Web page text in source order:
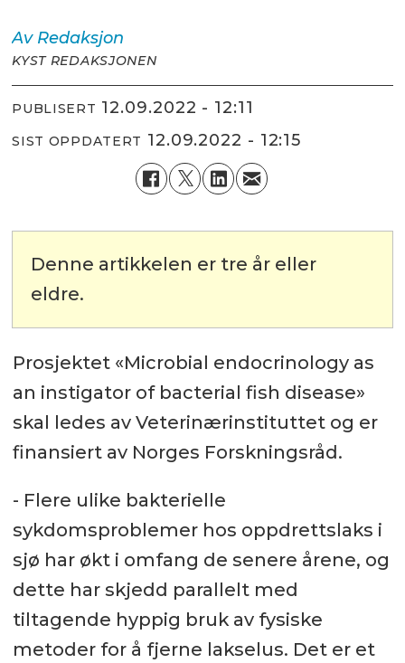
Av Redaksjon
KYST REDAKSJONEN
PUBLISERT 12.09.2022 - 12:11
SIST OPPDATERT 12.09.2022 - 12:15
Denne artikkelen er tre år eller
eldre.
Prosjektet «Microbial endocrinology as
an instigator of bacterial fish disease»
skal ledes av Veterinærinstituttet og er
finansiert av Norges Forskningsråd.
- Flere ulike bakterielle
sykdomsproblemer hos oppdrettslaks i
sjø har økt i omfang de senere årene, og
dette har skjedd parallelt med
tiltagende hyppig bruk av fysiske
metoder for å fjerne lakselus. Det er et